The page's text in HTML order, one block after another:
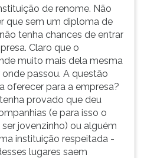
de renome. Não
que sem um diploma de
tenha chances de entrar
Claro que o
muito mais dela mesma
passou. A questão
oferecer para a empresa?
provado que deu
(e para isso o
jovenzinho) ou alguém
instituição respeitada -
lugares saem